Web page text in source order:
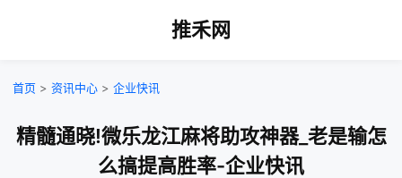
推禾网
首页 > 资讯中心 > 企业快讯
精髓通晓!微乐龙江麻将助攻神器_老是输怎
么搞提高胜率-企业快讯